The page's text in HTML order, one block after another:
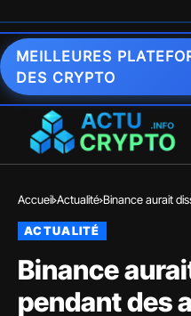
MEILLEURES
DES CRYPTO
Accueil Actualité Binance aurait
ACTUALITÉ
Binance
pendant des